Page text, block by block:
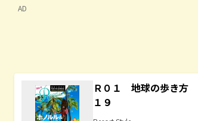
AD
Ｒ０１ 地球の歩き方
１９